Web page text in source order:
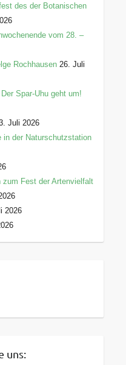
des der Botanischen
vom 28. –
Rochhausen 26. Juli
Spar-Uhu geht um!
Juli 2026
in der Naturschutzstation
zum Fest der Artenvielfalt
2026
uns: